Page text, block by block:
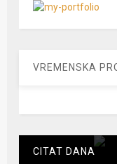
VREMENSKA
CITAT DANA